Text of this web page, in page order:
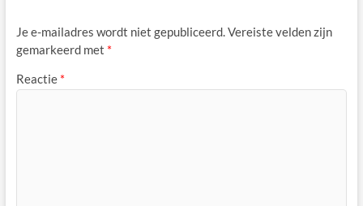
Je e-mailadres wordt niet gepubliceerd.Vereiste velden zijn
gemarkeerd met *
Reactie *